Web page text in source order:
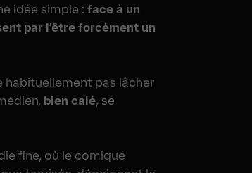
idée simple :face à un
par l’être forcément un
habituellement pas lâcher
bien calé, se
fine, où le comique